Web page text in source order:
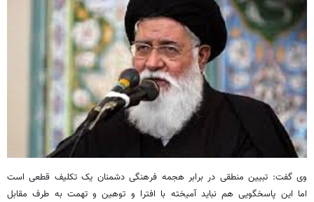
وی گفت: تبیین منطقی در برابر هجمه فرهنگی دشمنان یک تکلیف قطعی است
اما این پاسخگویی هم نباید آمیخته با افترا و توهین و تهمت به طرف مقابل